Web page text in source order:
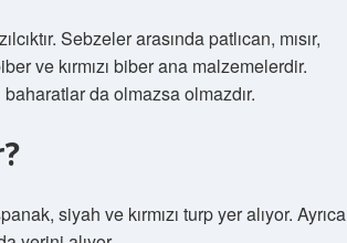
Sebzeler arasında patlıcan, mısır,
ve kırmızı biber ana malzemelerdir.
da olmazsa olmazdır.
siyah ve kırmızı turp yer alıyor. Ayrıca